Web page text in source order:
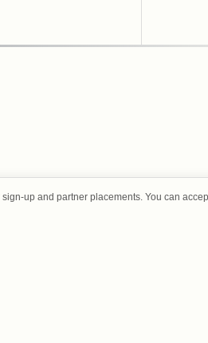
up and partner placements. You can